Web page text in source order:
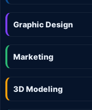
Graphic Design
Marketing
3D Modeling
Calculator preț Aplicații
Web